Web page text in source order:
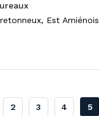
Est Amiénois
2 3 4 5